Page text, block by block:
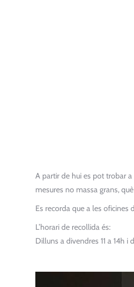
A partir de hui es pot trobar
mesures no massa grans,
Es recorda que a les oficines
L’horari de recollida és:
Dilluns a divendres 11 a 14h i